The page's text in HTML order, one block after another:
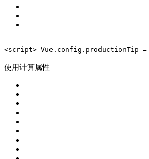
<script> Vue.config.productionTip =
使用计算属性